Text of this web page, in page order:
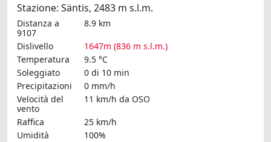
Stazione: Säntis, 2483 m s.l.m.
Distanza a
9107
8.9 km
Dislivello
1647m (836 m s.l.m.)
Temperatura
9.5 °C
Soleggiato
0 di 10 min
Precipitazioni
0 mm/h
Velocità del
vento
11 km/h da OSO
Raffica
25 km/h
Umidità
100%